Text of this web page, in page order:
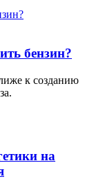
бензин?
к созданию
на